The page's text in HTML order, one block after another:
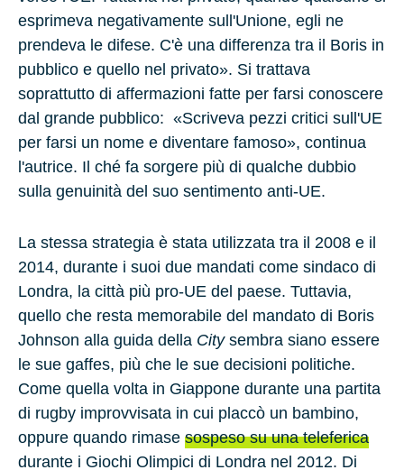
esprimeva negativamente sull'Unione, egli ne
prendeva le difese. C'è una differenza tra il Boris in
pubblico e quello nel privato». Si trattava
soprattutto di affermazioni fatte per farsi conoscere
dal grande pubblico: «Scriveva pezzi critici sull'UE
per farsi un nome e diventare famoso», continua
l'autrice. Il ché fa sorgere più di qualche dubbio
sulla genuinità del suo sentimento anti-UE.
La stessa strategia è stata utilizzata tra il 2008 e il
2014, durante i suoi due mandati come sindaco di
Londra, la città più pro-UE del paese. Tuttavia,
quello che resta memorabile del mandato di Boris
Johnson alla guida della Citysembra siano essere
le sue gaffes, più che le sue decisioni politiche.
Come quella volta in Giappone durante una partita
di rugby improvvisata in cui placcò un bambino,
oppure quando rimase sospeso su una teleferica
durante i Giochi Olimpici di Londra nel 2012. Di